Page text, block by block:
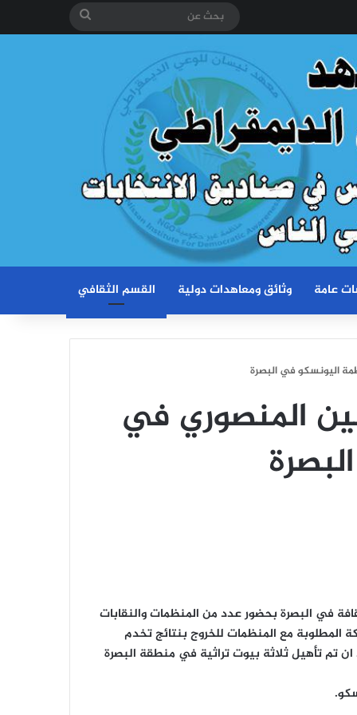
عامة وثائق ومعاهدات دولية القسم الثقافي
اليونسكو في البصرة
المنصوري في
في البصرة بحضور عدد من المنظمات والنقابات
المطلوبة مع المنظمات للخروج بنتائج تخدم
تم تأهيل ثلاثة بيوت تراثية في منطقة البصرة